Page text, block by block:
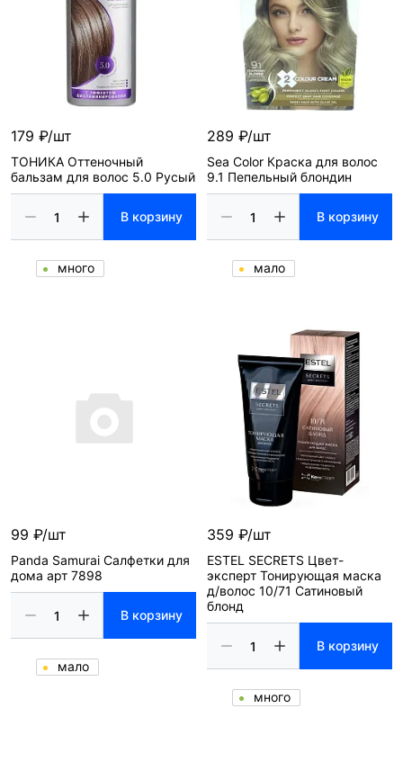
179 ₽/шт
ТОНИКА Оттеночный
бальзам для волос 5.0 Русый
В корзину
много
289 ₽/шт
Sea Color Краска для волос
9.1 Пепельный блондин
В корзину
мало
99 ₽/шт
Panda Samurai Салфетки для
дома арт 7898
В корзину
мало
359 ₽/шт
ESTEL SECRETS Цвет-
эксперт Тонирующая маска
д/волос 10/71 Сатиновый
блонд
В корзину
много